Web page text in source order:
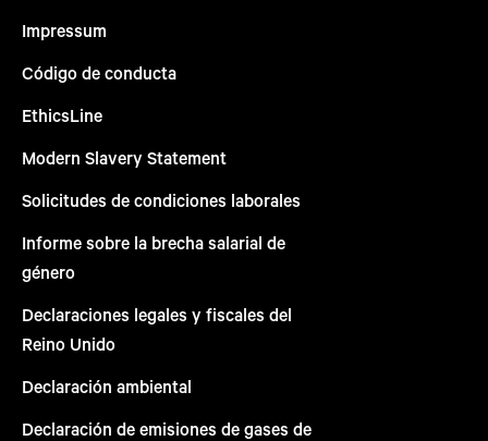
Impressum
Código de conducta
EthicsLine
Modern Slavery Statement
Solicitudes de condiciones laborales
Informe sobre la brecha salarial de
género
Declaraciones legales y fiscales del
Reino Unido
Declaración ambiental
Declaración de emisiones de gases de